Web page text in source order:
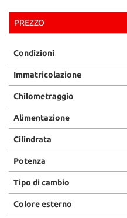
PREZZO
Condizioni
Immatricolazione
Chilometraggio
Alimentazione
Cilindrata
Potenza
Tipo di cambio
Colore esterno